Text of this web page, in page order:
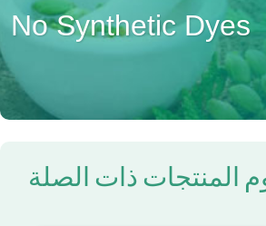
No Synthetic Dyes
المنتجات ذات الصلة